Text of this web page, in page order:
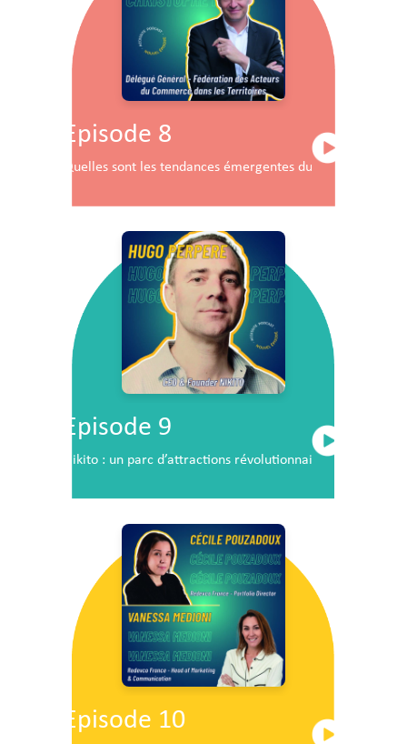
Episode 8
Quelles sont les tendances émergentes du commerce en
Episode 9
Nikito : un parc d’attractions révolutionnaire en plein
Episode 10